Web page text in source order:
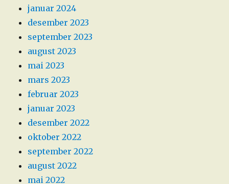
januar 2024
desember 2023
september 2023
august 2023
mai 2023
mars 2023
februar 2023
januar 2023
desember 2022
oktober 2022
september 2022
august 2022
mai 2022